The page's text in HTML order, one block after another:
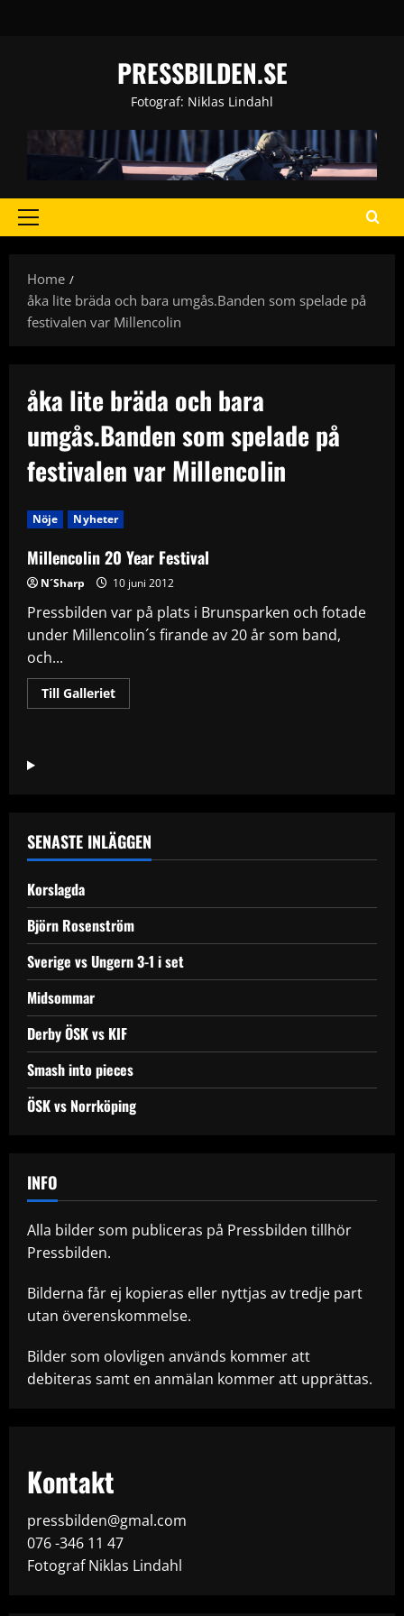
PRESSBILDEN.SE
Fotograf: Niklas Lindahl
Primary
Home
åka lite bräda och bara umgås.Banden som spelade på
festivalen var Millencolin
åka lite bräda och bara
umgås.Banden som spelade på
festivalen var Millencolin
Nöje Nyheter
Millencolin 20 Year Festival
N´Sharp 10 juni 2012
Pressbilden var på plats i Brunsparken och fotade
under Millencolin´s firande av 20 år som band,
och...
Till GallerietRead
more
SENASTE INLÄGGEN
Korslagda
Björn Rosenström
Sverige vs Ungern 3-1 i set
Midsommar
Derby ÖSK vs KIF
Smash into pieces
ÖSK vs Norrköping
INFO
Alla bilder som publiceras på Pressbilden tillhör
Pressbilden.
Bilderna får ej kopieras eller nyttjas av tredje part
utan överenskommelse.
Bilder som olovligen används kommer att
debiteras samt en anmälan kommer att upprättas.
Kontakt
pressbilden@gmal.com
076 -346 11 47
Fotograf Niklas Lindahl